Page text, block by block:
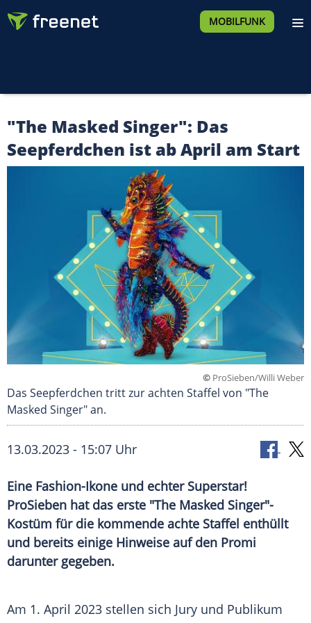
MOBILFUNK
"The Masked Singer": Das
Seepferdchen ist ab April am Start
© ProSieben/Willi Weber
Das Seepferdchen tritt zur achten Staffel von "The
Masked Singer" an.
13.03.2023 - 15:07 Uhr
Eine Fashion-Ikone und echter Superstar!
ProSieben hat das erste "The Masked Singer"-
Kostüm für die kommende achte Staffel enthüllt
und bereits einige Hinweise auf den Promi
darunter gegeben.
Am 1. April 2023 stellen sich Jury und Publikum